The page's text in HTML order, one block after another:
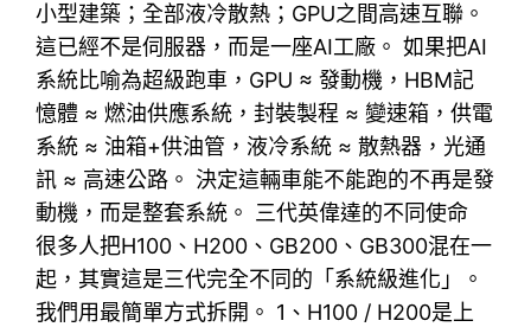
小型建築；全部液冷散熱；GPU之間高速互聯。
這已經不是伺服器，而是一座AI工廠。 如果把AI
系統比喻為超級跑車，GPU ≈ 發動機，HBM記
憶體 ≈ 燃油供應系統，封裝製程 ≈ 變速箱，供電
系統 ≈ 油箱+供油管，液冷系統 ≈ 散熱器，光通
訊 ≈ 高速公路。 決定這輛車能不能跑的不再是發
動機，而是整套系統。 三代英偉達的不同使命
很多人把H100、H200、GB200、GB300混在一
起，其實這是三代完全不同的「系統級進化」。
我們用最簡單方式拆開。 1、H100 / H200是上